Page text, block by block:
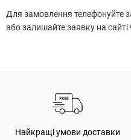
Для замовлення телефонуйте
або залишайте заявку на
Найкращі умови доставки